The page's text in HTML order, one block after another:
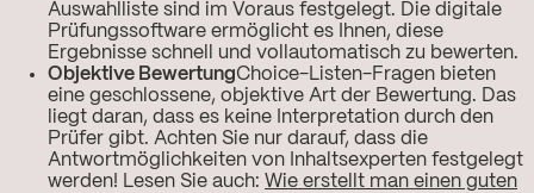
Auswahlliste sind im Voraus festgelegt. Die digitale
Prüfungssoftware ermöglicht es Ihnen, diese
Ergebnisse schnell und vollautomatisch zu bewerten.
Objektive BewertungChoice-Listen-Fragen bieten
eine geschlossene, objektive Art der Bewertung. Das
liegt daran, dass es keine Interpretation durch den
Prüfer gibt. Achten Sie nur darauf, dass die
Antwortmöglichkeiten von Inhaltsexperten festgelegt
werden! Lesen Sie auch: Wie erstellt man einen guten